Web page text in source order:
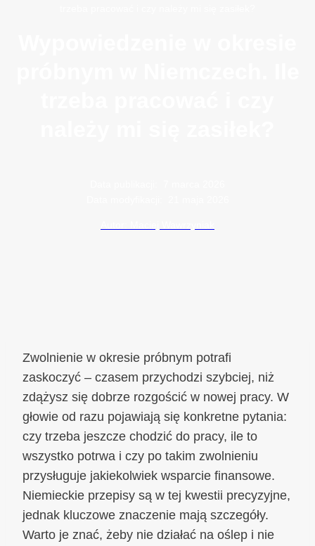
Zwolnienie w okresie próbnym potrafi
zaskoczyć – czasem przychodzi szybciej, niż
zdążysz się dobrze rozgościć w nowej pracy. W
głowie od razu pojawiają się konkretne pytania:
czy trzeba jeszcze chodzić do pracy, ile to
wszystko potrwa i czy po takim zwolnieniu
przysługuje jakiekolwiek wsparcie finansowe.
Niemieckie przepisy są w tej kwestii precyzyjne,
jednak kluczowe znaczenie mają szczegóły.
Warto je znać, żeby nie działać na oślep i nie